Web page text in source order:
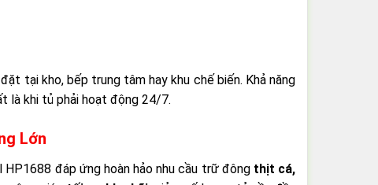
tại kho, bếp trung tâm hay khu chế biến. Khả năng
là khi tủ phải hoạt động 24/7.
Lớn
HP1688 đáp ứng hoàn hảo nhu cầu trữ đông thịt cá,